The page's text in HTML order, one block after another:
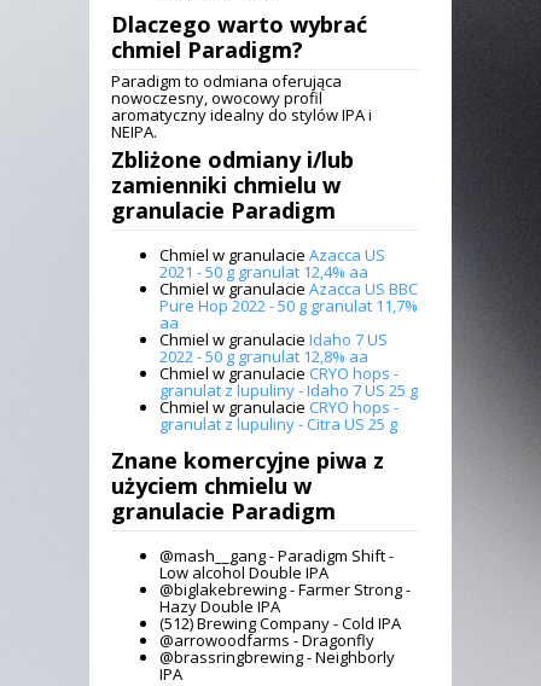
Dlaczego warto wybrać
chmiel Paradigm?
Paradigm to odmiana oferująca
nowoczesny, owocowy profil
aromatyczny idealny do stylów IPA i
NEIPA.
Zbliżone odmiany i/lub
zamienniki chmielu w
granulacie Paradigm
Chmiel w granulacie Azacca US
2021 - 50 g granulat 12,4% aa
Chmiel w granulacie Azacca US BBC
Pure Hop 2022 - 50 g granulat 11,7%
aa
Chmiel w granulacie Idaho 7 US
2022 - 50 g granulat 12,8% aa
Chmiel w granulacie CRYO hops -
granulat z lupuliny - Idaho 7 US 25 g
Chmiel w granulacie CRYO hops -
granulat z lupuliny - Citra US 25 g
Znane komercyjne piwa z
użyciem chmielu w
granulacie Paradigm
@mash__gang - Paradigm Shift -
Low alcohol Double IPA
@biglakebrewing - Farmer Strong -
Hazy Double IPA
(512) Brewing Company - Cold IPA
@arrowoodfarms - Dragonfly
@brassringbrewing - Neighborly
IPA